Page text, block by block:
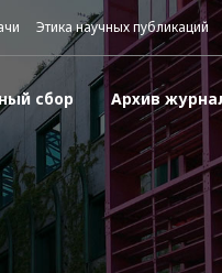
сбор Архив
Этика научных публикаций